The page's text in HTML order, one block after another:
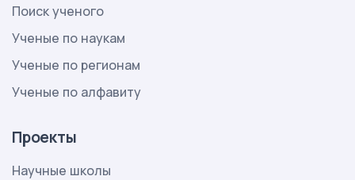
Поиск ученого
Ученые по наукам
Ученые по регионам
Ученые по алфавиту
Проекты
Научные школы